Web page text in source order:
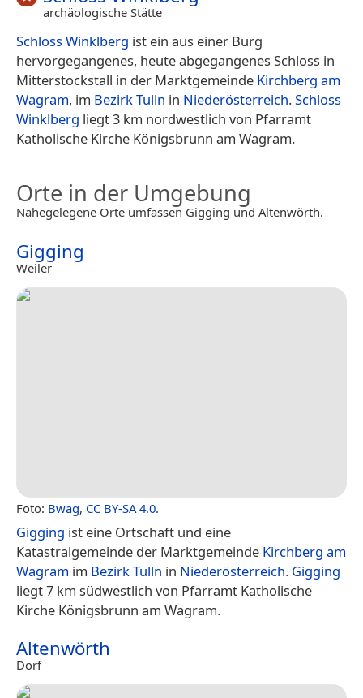
archäologische Stätte
Schloss Winklberg ist ein aus einer Burg
hervorgegangenes, heute abgegangenes Schloss in
Mitterstockstall in der Marktgemeinde Kirchberg am
Wagram, im Bezirk Tulln in Niederösterreich.Schloss
Winklberg liegt 3 km nordwestlich von Pfarramt
Katholische Kirche Königsbrunn am Wagram.
Orte in der Umgebung
Nahegelegene Orte umfassen Gigging und Altenwörth.
Gigging
Weiler
Foto: Bwag, CC BY-SA 4.0.
Gigging ist eine Ortschaft und eine
Katastralgemeinde der Marktgemeinde Kirchberg am
Wagram im Bezirk Tulln in Niederösterreich. Gigging
liegt 7 km südwestlich von Pfarramt Katholische
Kirche Königsbrunn am Wagram.
Altenwörth
Dorf